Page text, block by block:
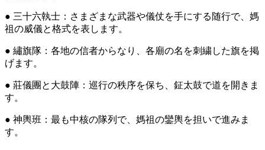
● 三十六執士：さまざまな武器や儀仗を手にする随行で、媽
祖の威儀と格式を表します。
● 繡旗隊：各地の信者からなり、各廟の名を刺繍した旗を掲
げます。
● 莊儀團と大鼓陣：巡行の秩序を保ち、鉦太鼓で道を開きま
す。
● 神輿班：最も中核の隊列で、媽祖の鑾輿を担いで進みま
す。